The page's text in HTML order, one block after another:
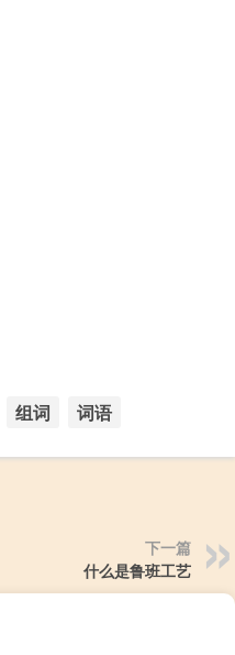
组词 词语
下一篇
什么是鲁班工艺